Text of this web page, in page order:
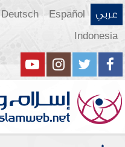
عربي Español
Deutsch
Indonesia